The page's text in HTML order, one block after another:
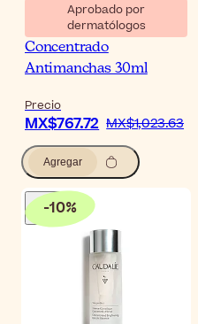
Aprobado por
dermatólogos
Ducray Melascreen
Concentrado
Antimanchas 30ml
Precio
MX$767.72 MX$1,023.63
Agregar
-10%